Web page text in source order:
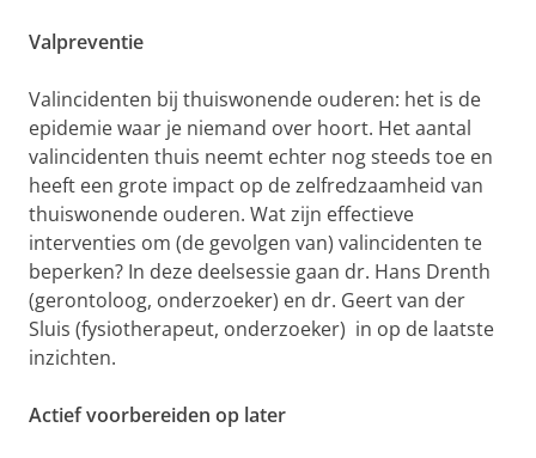
Valpreventie
Valincidenten bij thuiswonende ouderen: het is de
epidemie waar je niemand over hoort. Het aantal
valincidenten thuis neemt echter nog steeds toe en
heeft een grote impact op de zelfredzaamheid van
thuiswonende ouderen. Wat zijn effectieve
interventies om (de gevolgen van) valincidenten te
beperken? In deze deelsessie gaan dr. Hans Drenth
(gerontoloog, onderzoeker) en dr. Geert van der
Sluis (fysiotherapeut, onderzoeker) in op de laatste
inzichten.
Actief voorbereiden op later